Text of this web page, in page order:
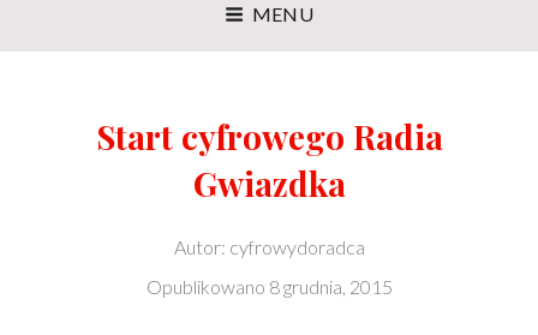
MENU
Start cyfrowego Radia
Gwiazdka
Autor: cyfrowydoradca
Opublikowano 8 grudnia, 2015